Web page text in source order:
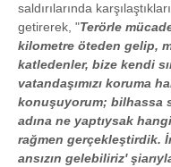
saldırılarında
getirerek, "Terörle
kilometre öteden gelip,
katledenler, bize kendi
vatandaşımızı koruma
konuşuyorum; bilhassa
adına ne yaptıysak
rağmen gerçekleştirdik.
ansızın gelebiliriz'